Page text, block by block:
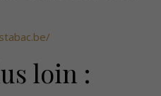
loin :